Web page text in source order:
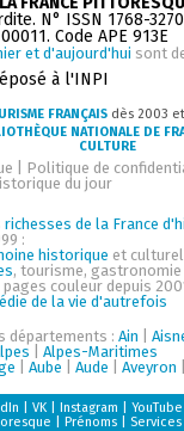
N° ISSN 1768-
Code APE 913E
et d'aujourd'hui sont
à l'INPI
FRANÇAIS dès 2003
NATIONALE DE
CULTURE
Politique de
du jour
richesses de la France
:
historique et
, tourisme, gastronomie
pages couleur depuis
de la vie d'autrefois
départements :Ain |
Alpes-Maritimes
|Aube |Aude |Aveyron
|VK |Instagram |YouTube
|Prénoms Services